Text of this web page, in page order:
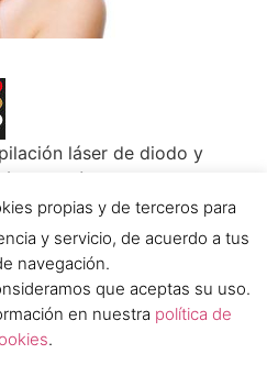
láser de diodo y
lipolítico, HIFU, y masajes
y relajantes
reservados
propias y de terceros para
y servicio, de acuerdo a tus
navegación.
que aceptas su uso.
en nuestra política de
.